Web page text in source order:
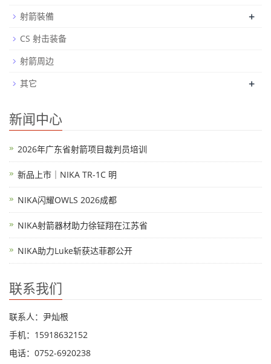
射箭裝備
+
CS 射击装备
射箭周边
其它
+
新闻中心
2026年广东省射箭项目裁判员培训
新品上市｜NIKA TR-1C 明
NIKA闪耀OWLS 2026成都
NIKA射箭器材助力徐钲翔在江苏省
NIKA助力Luke斩获达菲郡公开
联系我们
联系人：尹灿根
手机：15918632152
电话：0752-6920238